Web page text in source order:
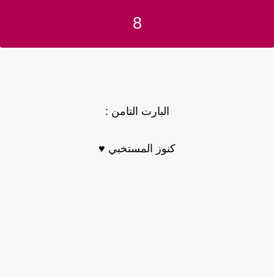
البارت التامن :
كنوز المستخبي ♥️